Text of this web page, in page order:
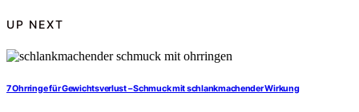
UP NEXT
7 Ohrringe für Gewichtsverlust – Schmuck mit schlankmachender Wirkung